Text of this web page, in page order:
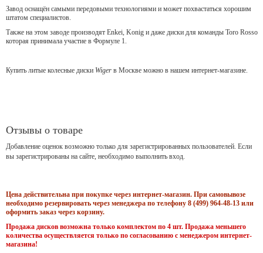
Завод оснащён самыми передовыми технологиями и может похвастаться хорошим
штатом специалистов.
Также на этом заводе производят Enkei, Konig и даже диски для команды Toro Rosso
которая принимала участие в Формуле 1.
Купить литые колесные диски Wiger в Москве можно в нашем интернет-магазине.
Отзывы о товаре
Добавление оценок возможно только для зарегистрированных пользователей. Если
вы зарегистрированы на сайте, необходимо выполнить вход.
Цена действительна при покупке через интернет-магазин. При самовывозе
необходимо резервировать через менеджера по телефону 8 (499) 964-48-13 или
оформить заказ через корзину.
Продажа дисков возможна только комплектом по 4 шт. Продажа меньшего
количества осуществляется только по согласованию с менеджером интернет-
магазина!